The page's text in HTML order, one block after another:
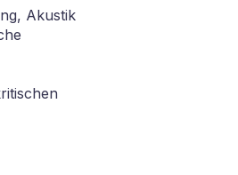
Akustik